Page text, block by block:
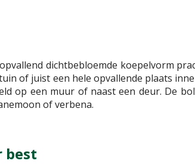
dichtbebloemde koepelvorm
of juist een hele opvallende plaats
op een muur of naast een deur. De
of verbena.
best